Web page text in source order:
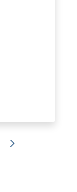
Successiva »